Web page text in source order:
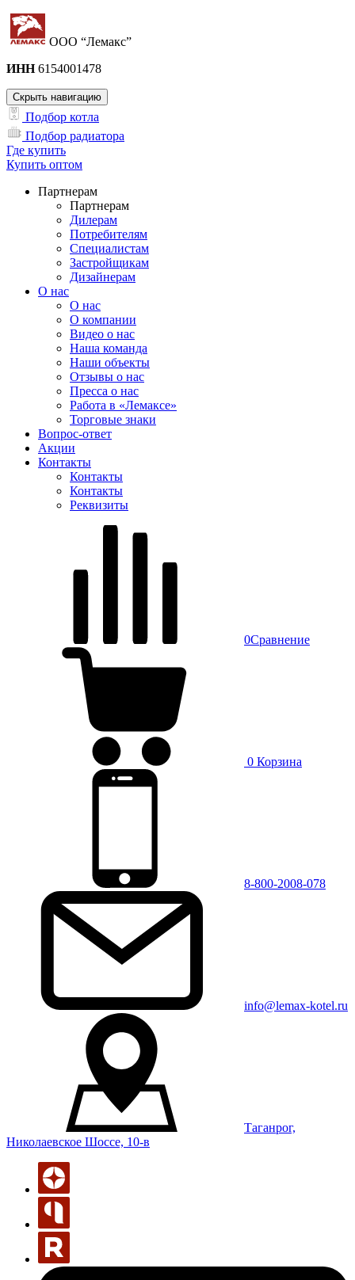
ООО “Лемакс”
ИНН6154001478
Скрыть навигацию
Подбор котла
Подбор радиатора
Где купить
Купить оптом
Партнерам
Партнерам
Дилерам
Потребителям
Специалистам
Застройщикам
Дизайнерам
О нас
О нас
О компании
Видео о нас
Наша команда
Наши объекты
Отзывы о нас
Пресса о нас
Работа в «Лемаксе»
Торговые знаки
Вопрос-ответ
Акции
Контакты
Контакты
Контакты
Реквизиты
0Сравнение
0 Корзина
8-800-2008-078
info@lemax-kotel.ru
Таганрог,
Николаевское Шоссе, 10-в